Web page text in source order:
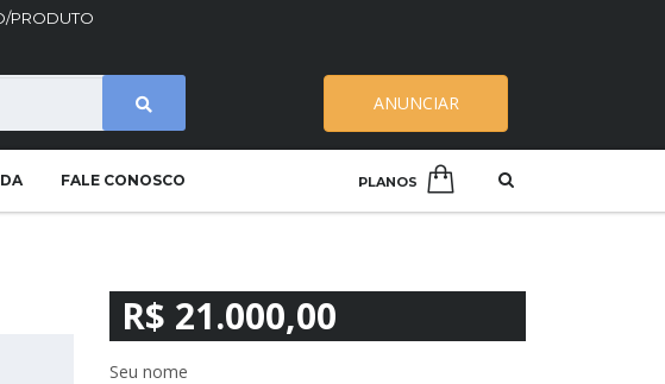
PRODUTO
ANUNCIAR
PLANOS
FALE CONOSCO
R$ 21.000,00
Seu nome